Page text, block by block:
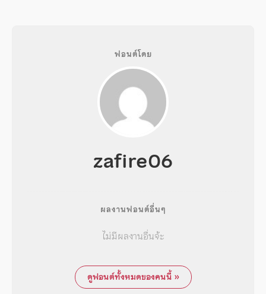
ฟอนต์โดย
zafire06
ผลงานฟอนต์อื่นๆ
ไม่มีผลงานอื่นจ้ะ
ดูฟอนต์ทั้งหมดของคนนี้ »